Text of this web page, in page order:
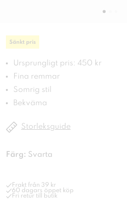
Sänkt pris
Ursprungligt pris: 450 kr
Fina remmar
Somrig stil
Bekväma
Storleksguide
Färg: Svarta
Frakt från 39 kr
60 dagars öppet köp
Fri retur till butik